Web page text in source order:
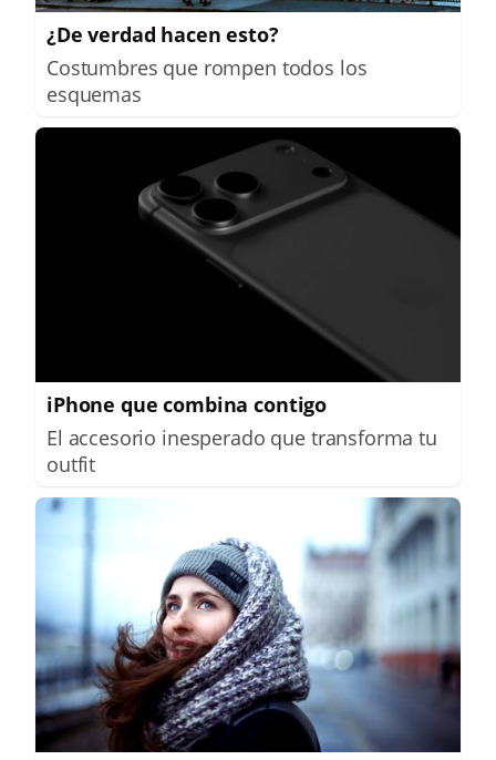
¿De verdad hacen esto?
Costumbres que rompen todos los
esquemas
iPhone que combina contigo
El accesorio inesperado que transforma tu
outfit